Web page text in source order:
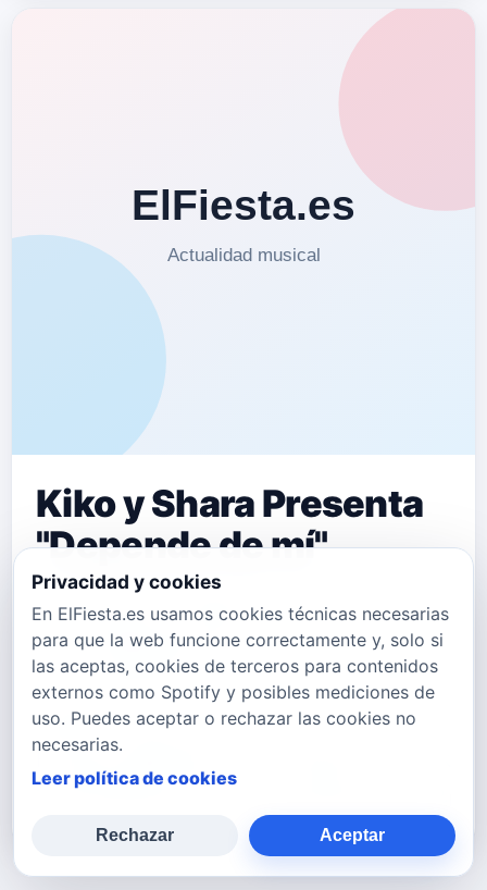
Kiko y Shara Presenta
"Depende de mí"
"Depende de m&iacute;" es el nuevo
tema de&nbsp;Kiko y Shara del que
os presentamos el videoclip. Puedes
seguir a Kiko &amp; Shara en:
Facebook&nbsp;www.facebook.com/
Twitter&nbsp;twitter.com/
Privacidad y cookies
En ElFiesta.es usamos cookies técnicas necesarias
para que la web funcione correctamente y, solo si
las aceptas, cookies de terceros para contenidos
externos como Spotify y posibles mediciones de
uso. Puedes aceptar o rechazar las cookies no
necesarias.
Leer política de cookies
Rechazar Aceptar